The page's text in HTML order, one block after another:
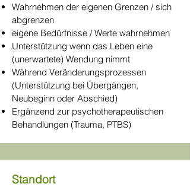
Wahrnehmen der eigenen Grenzen / sich
abgrenzen
eigene Bedürfnisse / Werte wahrnehmen
Unterstützung wenn das Leben eine
(unerwartete) Wendung nimmt
Während Veränderungsprozessen
(Unterstützung bei Übergängen,
Neubeginn oder Abschied)
Ergänzend zur psychotherapeutischen
Behandlungen (Trauma, PTBS)
Standort